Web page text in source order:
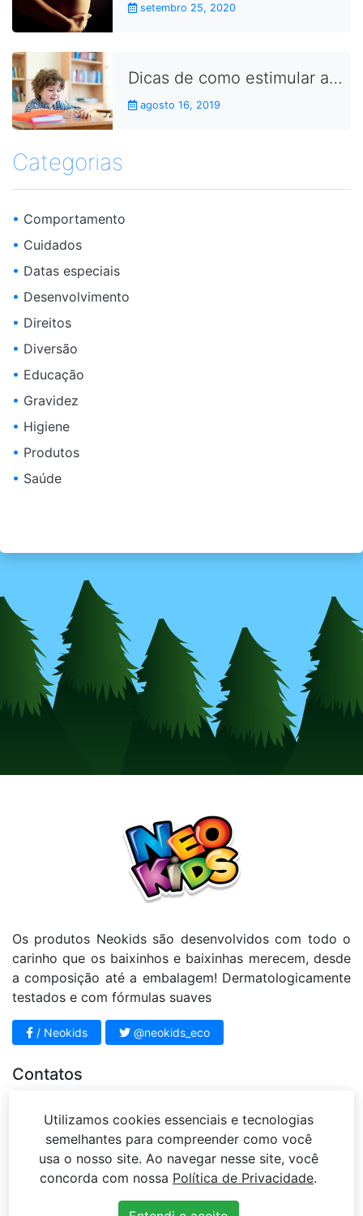
setembro 25, 2020
Dicas de como estimular as crianças a fazerem as lições de casa
agosto 16, 2019
Categorias
• Comportamento
• Cuidados
• Datas especiais
• Desenvolvimento
• Direitos
• Diversão
• Educação
• Gravidez
• Higiene
• Produtos
• Saúde
Os produtos Neokids são desenvolvidos com todo o
carinho que os baixinhos e baixinhas merecem, desde
a composição até a embalagem! Dermatologicamente
testados e com fórmulas suaves
/ Neokids @neokids_eco
Contatos
sac@mariahbeleza.com.br
Rua Sena Madureira, 63 – Jardim Vista Alegre –
Campo Limpo Paulista – SP
Utilizamos cookies essenciais e tecnologias
semelhantes para compreender como você
usa o nosso site. Ao navegar nesse site, você
concorda com nossa Política de Privacidade.